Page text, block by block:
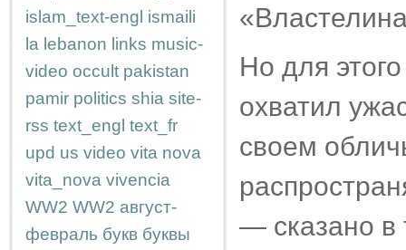
islam_text-engl ismaili
la lebanon links music-
video occult pakistan
pamir politics shia site-
rss text_engl text_fr
upd us video vita nova
vita_nova vivencia
WW2 WW2 август-
февраль букв буквы
Но для
охватил
своем
— сказано в